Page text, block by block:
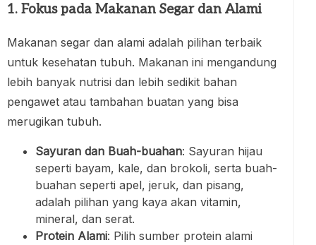
1. Fokus pada Makanan Segar dan Alami
Makanan segar dan alami adalah pilihan terbaik
untuk kesehatan tubuh. Makanan ini mengandung
lebih banyak nutrisi dan lebih sedikit bahan
pengawet atau tambahan buatan yang bisa
merugikan tubuh.
Sayuran dan Buah-buahan: Sayuran hijau
seperti bayam, kale, dan brokoli, serta buah-
buahan seperti apel, jeruk, dan pisang,
adalah pilihan yang kaya akan vitamin,
mineral, dan serat.
Protein Alami: Pilih sumber protein alami